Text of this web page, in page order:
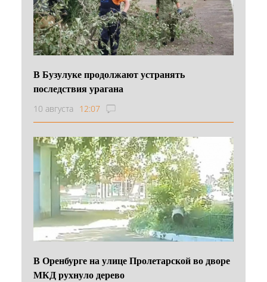
В Бузулуке продолжают устранять
последствия урагана
10 августа 12:07
В Оренбурге на улице Пролетарской во дворе
МКД рухнуло дерево